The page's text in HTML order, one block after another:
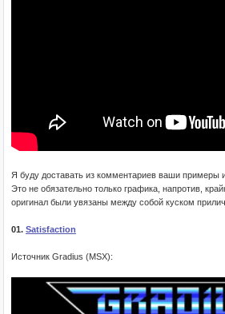
Я буду доставать из комментариев ваши примеры
Это не обязательно только графика, напротив,
оригинал были увязаны между собой куском
01. Satisfaction
Источник Gradius (MSX):